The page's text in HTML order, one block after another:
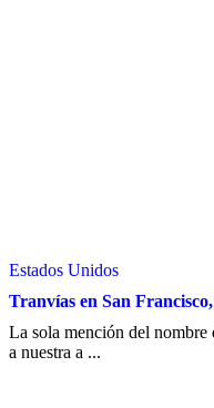
Estados Unidos
Tranvías en San
La sola mención del nombre
a nuestra a ...